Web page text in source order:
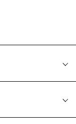
っています。
場合がございます。